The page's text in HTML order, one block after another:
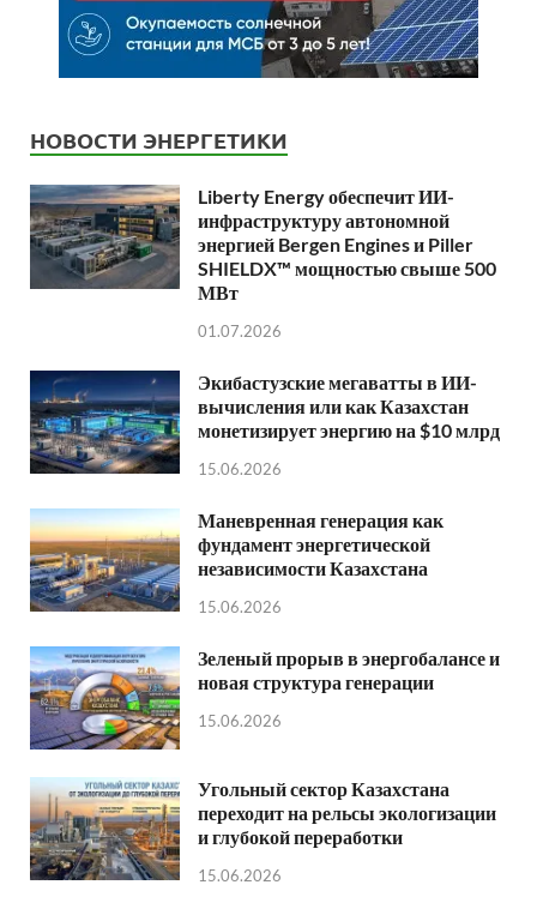
НОВОСТИ ЭНЕРГЕТИКИ
Liberty Energy обеспечит ИИ-
инфраструктуру автономной
энергией Bergen Engines и Piller
SHIELDX™ мощностью свыше 500
МВт
01.07.2026
Экибастузские мегаватты в ИИ-
вычисления или как Казахстан
монетизирует энергию на $10 млрд
15.06.2026
Маневренная генерация как
фундамент энергетической
независимости Казахстана
15.06.2026
Зеленый прорыв в энергобалансе и
новая структура генерации
15.06.2026
Угольный сектор Казахстана
переходит на рельсы экологизации
и глубокой переработки
15.06.2026